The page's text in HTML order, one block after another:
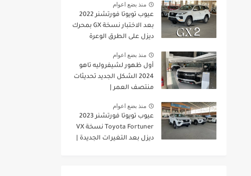
منذ بضع اعوام
عيوب تويوتا فورتشنر 2022
بعد الاختبار نسخة GX بمحرك
ديزل على الطرق الوعرة
منذ بضع اعوام
أول ظهور لشيفروليه تاهو
2024 الشكل الجديد تحديثات
منتصف العمر |
منذ بضع اعوام
عيوب تويوتا فورتشنر 2023
Toyota Fortuner نسخة VX
ديزل بعد التغيرات الجديدة |